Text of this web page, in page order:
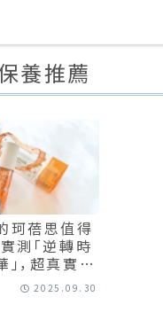
養推薦
珂蓓思值得
測「逆轉時
，超真實評
2025.09.30